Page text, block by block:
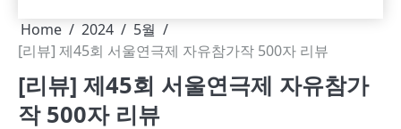
Home 2024
5월
[리뷰] 제45회 서울연극제 자유참가작 500자 리뷰
[리뷰] 제45회 서울연극제 자유참가
작 500자 리뷰